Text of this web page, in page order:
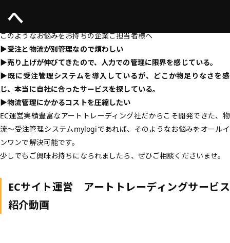
へ
このようなお悩みをお持ちの企業ご担当者様へ
▶︎受注と物流が別管理なので煩わしい
▶︎売り上げが伸びてきたので、人力での管理に限界を感じている。
▶︎既に受注管理システムを導入しているが、どこか物足りなさを感
じ、本当に自社に合ったサービスを探している。
▶︎物流管理にかかるコストを圧縮したい
EC運営実績豊富なアートトレーディング社だからこそ開発できた、物
流～受注管理システムmylogiであれば、そのようなお悩みをオールイ
ンワンで解決可能です。
少しでもご興味お持ちになられましたら、ぜひご相談くださいませ。
ECサイト運営 アートトレーディングサービス
紹介動画